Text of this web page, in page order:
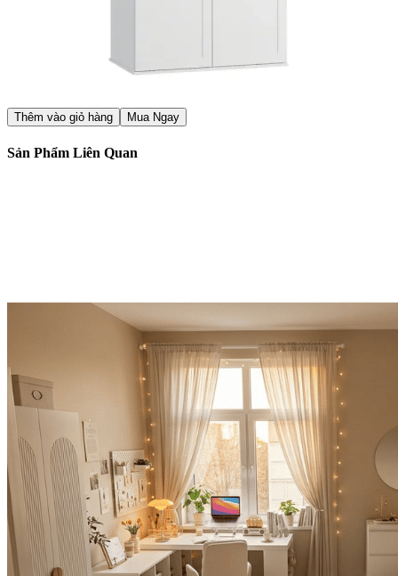
Thêm vào giỏ hàng Mua Ngay
Sản Phẩm Liên Quan